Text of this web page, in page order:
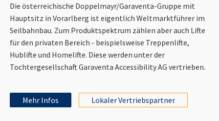
Die österreichische Doppelmayr/Garaventa-Gruppe mit
Hauptsitz in Vorarlberg ist eigentlich Weltmarktführer im
Seilbahnbau. Zum Produktspektrum zählen aber auch Lifte
für den privaten Bereich - beispielsweise Treppenlifte,
Hublifte und Homelifte. Diese werden unter der
Tochtergesellschaft Garaventa Accessibility AG vertrieben.
Mehr Infos Lokaler Vertriebspartner